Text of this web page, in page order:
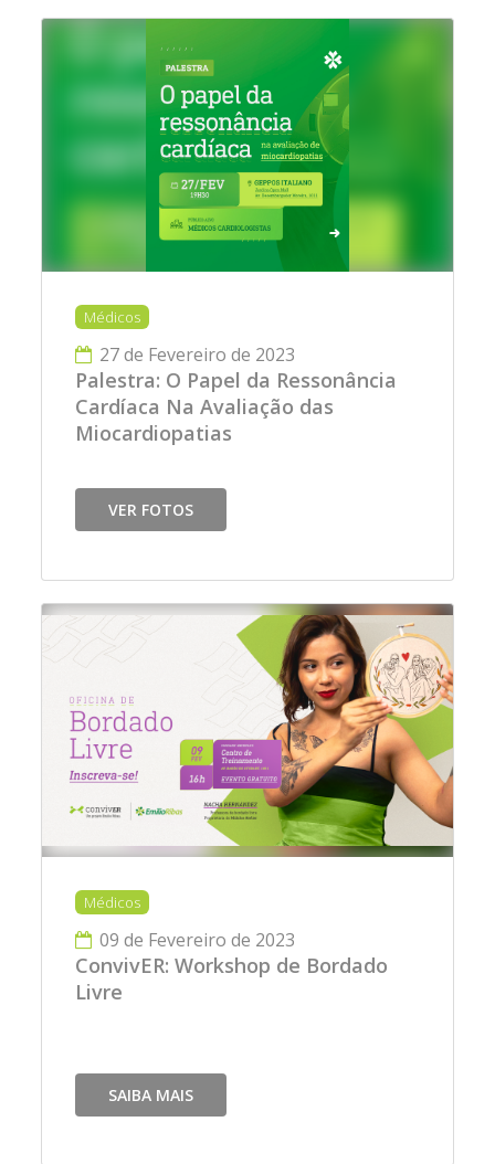
Médicos
27 de Fevereiro de 2023
Palestra: O Papel da Ressonância
Cardíaca Na Avaliação das
Miocardiopatias
VER FOTOS
Médicos
09 de Fevereiro de 2023
ConvivER: Workshop de Bordado
Livre
SAIBA MAIS